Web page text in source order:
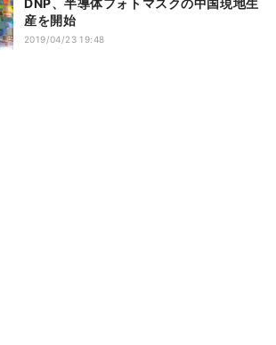
産を開始
2019/04/23 19:48